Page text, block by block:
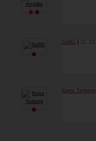
SofiG
Kees Terberg